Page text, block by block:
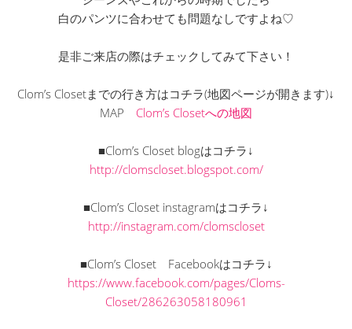
白のパンツに合わせても問題なしですよね♡
是非ご来店の際はチェックしてみて下さい！
Clom’s Closetまでの行き方はコチラ(地図ページが開きます)↓
MAP Clom’s Closetへの地図
■Clom’s Closet blogはコチラ↓
http://clomscloset.blogspot.com/
■Clom’s Closet instagramはコチラ↓
http://instagram.com/clomscloset
■Clom’s Closet Facebookはコチラ↓
https://www.facebook.com/pages/Cloms-
Closet/286263058180961